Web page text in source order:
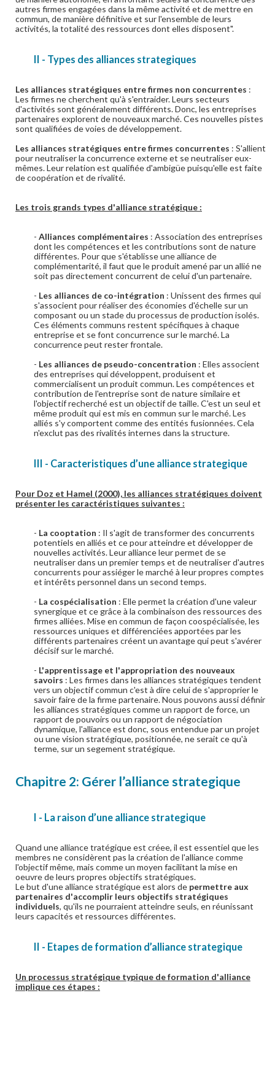
autres firmes engagées dans la même activité et de mettre en
commun, de manière définitive et sur l'ensemble de leurs
activités, la totalité des ressources dont elles disposent".
II - Types des alliances strategiques
Les alliances stratégiques entre firmes non concurrentes :
Les firmes ne cherchent qu'à s'entraider. Leurs secteurs
d'activités sont généralement différents. Donc, les entreprises
partenaires explorent de nouveaux marché. Ces nouvelles pistes
sont qualifiées de voies de développement.
Les alliances stratégiques entre firmes concurrentes : S'allient
pour neutraliser la concurrence externe et se neutraliser eux-
mêmes. Leur relation est qualifiée d'ambigüe puisqu'elle est faite
de coopération et de rivalité.
Les trois grands types d'alliance stratégique :
- Alliances complémentaires : Association des entreprises
dont les compétences et les contributions sont de nature
différentes. Pour que s'établisse une alliance de
complémentarité, il faut que le produit amené par un allié ne
soit pas directement concurrent de celui d'un partenaire.
- Les alliances de co-intégration : Unissent des firmes qui
s'associent pour réaliser des économies d'échelle sur un
composant ou un stade du processus de production isolés.
Ces éléments communs restent spécifiques à chaque
entreprise et se font concurrence sur le marché. La
concurrence peut rester frontale.
- Les alliances de pseudo-concentration : Elles associent
des entreprises qui développent, produisent et
commercialisent un produit commun. Les compétences et
contribution de l'entreprise sont de nature similaire et
l'objectif recherché est un objectif de taille. C'est un seul et
même produit qui est mis en commun sur le marché. Les
alliés s'y comportent comme des entités fusionnées. Cela
n'exclut pas des rivalités internes dans la structure.
III - Caracteristiques d’une alliance strategique
Pour Doz et Hamel (2000), les alliances stratégiques doivent
présenter les caractéristiques suivantes :
- La cooptation : Il s'agit de transformer des concurrents
potentiels en alliés et ce pour atteindre et développer de
nouvelles activités. Leur alliance leur permet de se
neutraliser dans un premier temps et de neutraliser d'autres
concurrents pour assiéger le marché à leur propres comptes
et intérêts personnel dans un second temps.
- La cospécialisation : Elle permet la création d'une valeur
synergique et ce grâce à la combinaison des ressources des
firmes alliées. Mise en commun de façon coospécialisée, les
ressources uniques et différenciées apportées par les
différents partenaires créent un avantage qui peut s'avérer
décisif sur le marché.
- L'apprentissage et l'appropriation des nouveaux
savoirs : Les firmes dans les alliances stratégiques tendent
vers un objectif commun c'est à dire celui de s'approprier le
savoir faire de la firme partenaire. Nous pouvons aussi définir
les alliances stratégiques comme un rapport de force, un
rapport de pouvoirs ou un rapport de négociation
dynamique, l'alliance est donc, sous entendue par un projet
ou une vision stratégique, positionnée, ne serait ce qu'à
terme, sur un segement stratégique.
Chapitre 2: Gérer l’alliance strategique
I - La raison d’une alliance strategique
Quand une alliance tratégique est créee, il est essentiel que les
membres ne considèrent pas la création de l'alliance comme
l'objectif même, mais comme un moyen facilitant la mise en
oeuvre de leurs propres objectifs stratégiques.
Le but d'une alliance stratégique est alors de permettre aux
partenaires d'accomplir leurs objectifs stratégiques
individuels, qu'ils ne pourraient atteindre seuls, en réunissant
leurs capacités et ressources différentes.
II - Etapes de formation d’alliance strategique
Un processus stratégique typique de formation d'alliance
implique ces étapes :